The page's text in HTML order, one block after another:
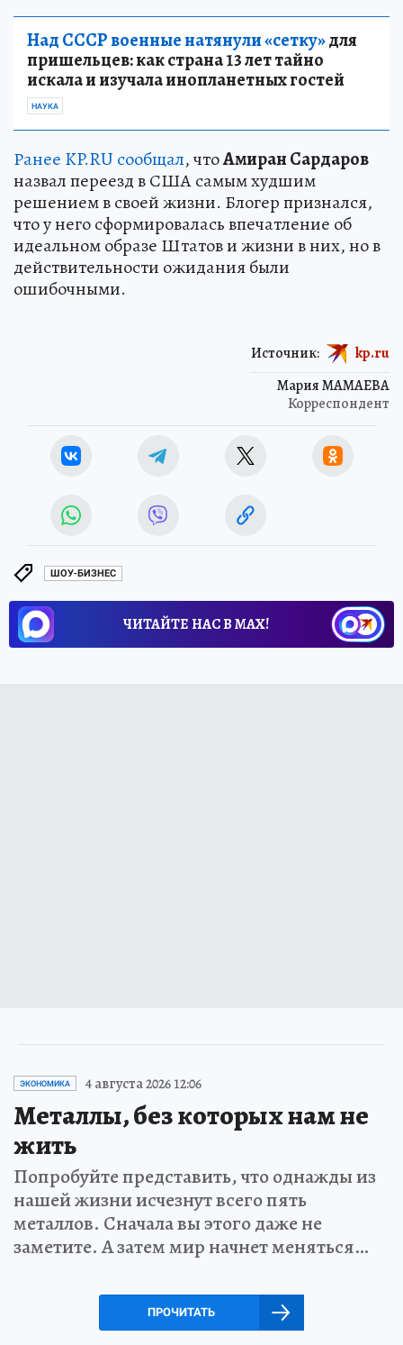
Над СССР военные натянули «сетку»для
пришельцев: как страна 13 лет тайно
искала и изучала инопланетных гостей
НАУКА
Ранее KP.RU сообщал, чтоАмиран Сардаров
назвал переезд в США самым худшим
решением в своей жизни. Блогер признался,
что у него сформировалась впечатление об
идеальном образе Штатов и жизни в них, но в
действительности ожидания были
ошибочными.
Мария МАМАЕВА
Корреспондент
Источник: kp.ru
ШОУ-БИЗНЕС
ЧИТАЙТЕ НАС В МАХ!
ЭКОНОМИКА 4 августа 2026 12:06
Металлы, без которых нам не
жить
Попробуйте представить, что однажды из
нашей жизни исчезнут всего пять
металлов. Сначала вы этого даже не
заметите. А затем мир начнет меняться…
ПРОЧИТАТЬ